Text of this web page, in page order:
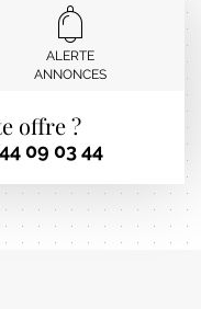
ALERTE
ANNONCES
offre ?
09 03 44